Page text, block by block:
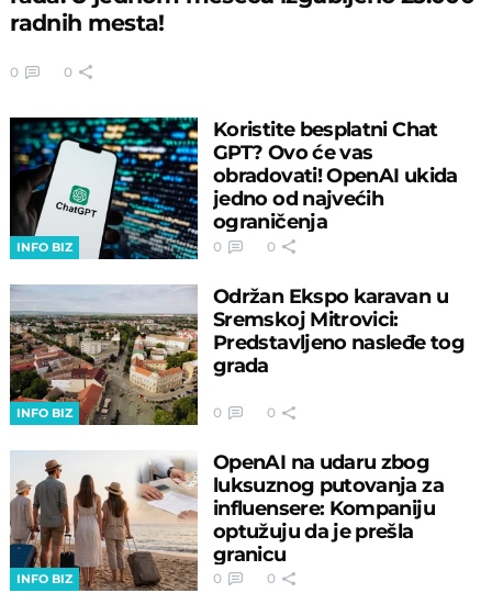
radnih mesta!
0 0
INFO BIZ
Koristite besplatni Chat
GPT? Ovo će vas
obradovati! OpenAI ukida
jedno od najvećih
ograničenja
0 0
INFO BIZ
Održan Ekspo karavan u
Sremskoj Mitrovici:
Predstavljeno nasleđe tog
grada
0 0
INFO BIZ
OpenAI na udaru zbog
luksuznog putovanja za
influensere: Kompaniju
optužuju da je prešla
granicu
0 0